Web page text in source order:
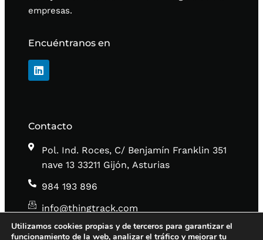
empresas.
Encuéntranos en
Contacto
Pol. Ind. Roces, C/ Benjamín Franklin 351
nave 13 33211 Gijón, Asturias
984 193 896
info@thingtrack.com
Utilizamos cookies propias y de terceros para garantizar el
funcionamiento de la web, analizar el tráfico y mejorar tu